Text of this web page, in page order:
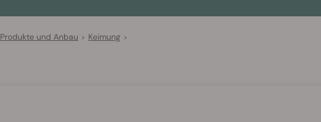
Produkte und Anbau > Keimung >